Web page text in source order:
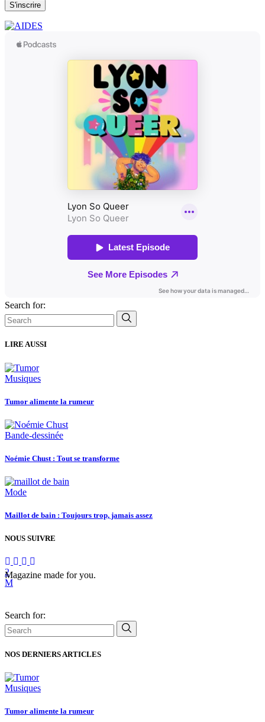
S'inscrire
Search for:
LIRE AUSSI
Musiques
Tumor alimente la rumeur
Bande-dessinée
Noémie Chust : Tout se transforme
Mode
Maillot de bain : Toujours trop, jamais assez
NOUS SUIVRE
Magazine made for you.
Search for:
NOS DERNIERS ARTICLES
Musiques
Tumor alimente la rumeur